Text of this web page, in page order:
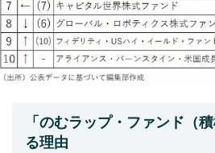
「のむラップ・ファンド（
る理由